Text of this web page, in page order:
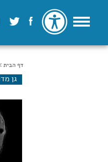
הינך
דף הבית
גן